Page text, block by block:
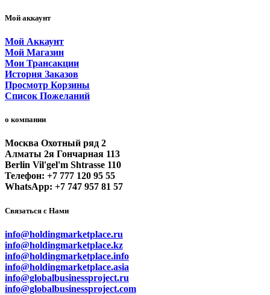
Мой аккаунт
Мой Аккаунт
Мой Магазин
Мои Трансакции
История Заказов
Просмотр Корзины
Список Пожеланий
о компании
Москва Охотный ряд 2
Алматы 2я Гончарная 113
Berlin Vil'gel'm Shtrasse 110
Телефон: +7 777 120 95 55
WhatsApp: +7 747 957 81 57
Связаться с Нами
info@holdingmarketplace.ru
info@holdingmarketplace.kz
info@holdingmarketplace.info
info@holdingmarketplace.asia
info@globalbusinessproject.ru
info@globalbusinessproject.com